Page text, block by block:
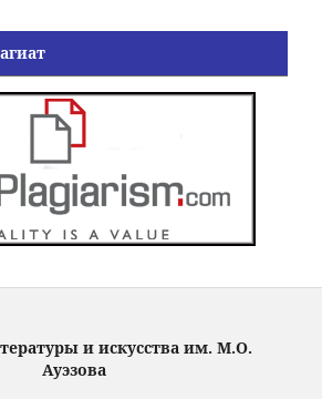
и искусства им. М.О.
Ауэзова